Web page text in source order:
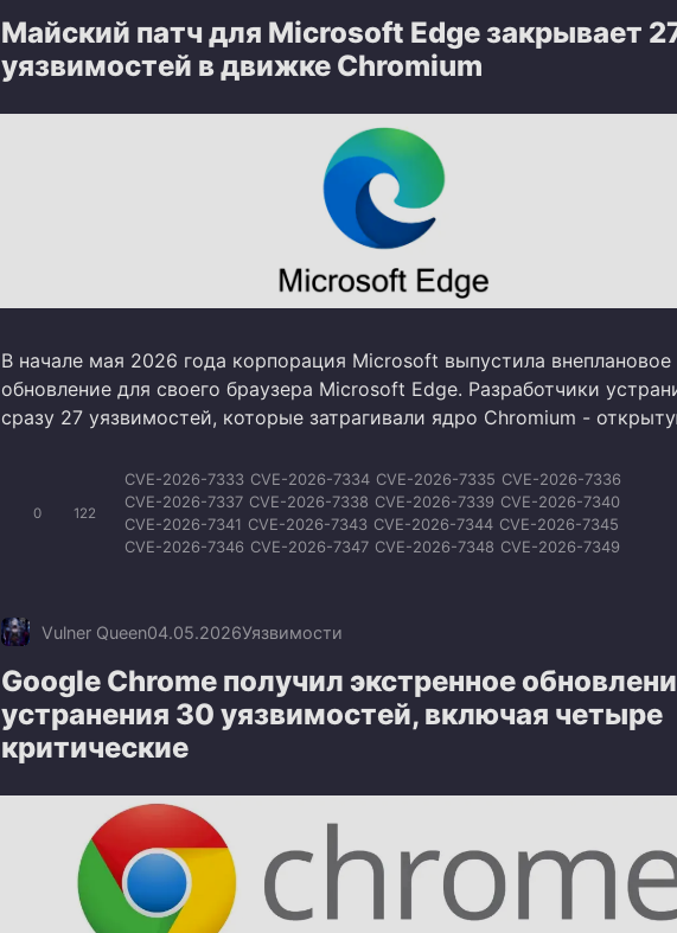
Майский патч для Microsoft Edge закрывает
уязвимостей в движке Chromium
В начале мая 2026 года корпорация Microsoft выпустила внеплановое
обновление для своего браузера Microsoft Edge. Разработчики
сразу 27 уязвимостей, которые затрагивали ядро Chromium -
0 122
CVE-2026-7333 CVE-2026-7334 CVE-2026-7335 CVE-2026-7336
CVE-2026-7337 CVE-2026-7338 CVE-2026-7339 CVE-2026-7340
CVE-2026-7341 CVE-2026-7343 CVE-2026-7344 CVE-2026-7345
CVE-2026-7346 CVE-2026-7347 CVE-2026-7348 CVE-2026-7349
Vulner Queen04.05.2026Уязвимости
Google Chrome получил экстренное
устранения 30 уязвимостей, включая четыре
критические